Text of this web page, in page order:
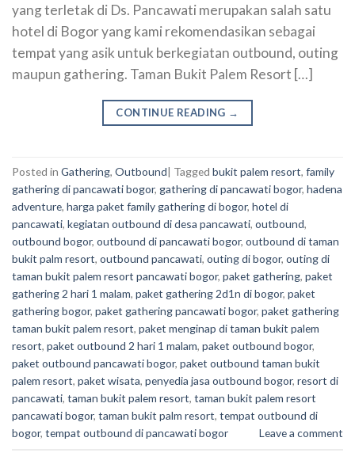
yang terletak di Ds. Pancawati merupakan salah satu
hotel di Bogor yang kami rekomendasikan sebagai
tempat yang asik untuk berkegiatan outbound, outing
maupun gathering. Taman Bukit Palem Resort […]
CONTINUE READING →
Posted in Gathering, Outbound| Tagged bukit palem resort, family
gathering di pancawati bogor, gathering di pancawati bogor, hadena
adventure, harga paket family gathering di bogor, hotel di
pancawati, kegiatan outbound di desa pancawati, outbound,
outbound bogor, outbound di pancawati bogor, outbound di taman
bukit palm resort, outbound pancawati, outing di bogor, outing di
taman bukit palem resort pancawati bogor, paket gathering, paket
gathering 2 hari 1 malam, paket gathering 2d1n di bogor, paket
gathering bogor, paket gathering pancawati bogor, paket gathering
taman bukit palem resort, paket menginap di taman bukit palem
resort, paket outbound 2 hari 1 malam, paket outbound bogor,
paket outbound pancawati bogor, paket outbound taman bukit
palem resort, paket wisata, penyedia jasa outbound bogor, resort di
pancawati, taman bukit palem resort, taman bukit palem resort
pancawati bogor, taman bukit palm resort, tempat outbound di
bogor, tempat outbound di pancawati bogor Leave a comment